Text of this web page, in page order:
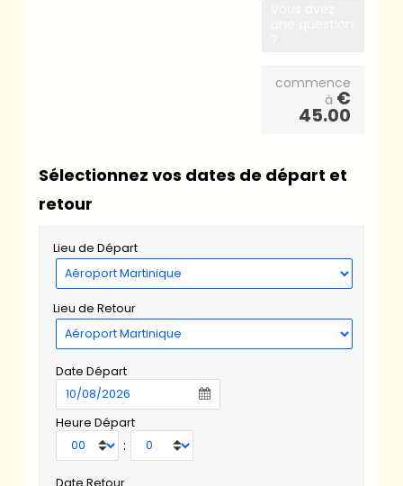
commence
à €
45.00
Sélectionnez vos dates de départ et
retour
Lieu de Départ
Lieu de Retour
Date Départ
Heure Départ
: